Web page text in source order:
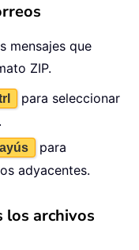
mensajes que
ZIP.
para seleccionar
para
adyacentes.
los archivos